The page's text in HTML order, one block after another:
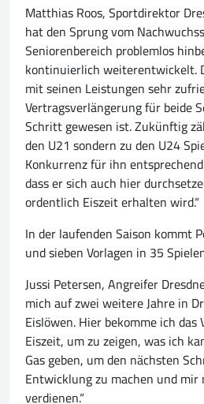
Matthias Roos, Sportdirektor
hat den Sprung vom
Seniorenbereich problemlos
kontinuierlich weiterentwickelt.
mit seinen Leistungen sehr
Vertragsverlängerung für beide
Schritt gewesen ist. Zukünftig
den U21 sondern zu den U24
Konkurrenz für ihn
dass er sich auch hier
ordentlich Eiszeit erhalten wird.“
In der laufenden Saison kommt
und sieben Vorlagen in 35
Jussi Petersen, Angreifer
mich auf zwei weitere Jahre in
Eislöwen. Hier bekomme ich
Eiszeit, um zu zeigen, was ich
Gas geben, um den nächsten
Entwicklung zu machen und
verdienen.“